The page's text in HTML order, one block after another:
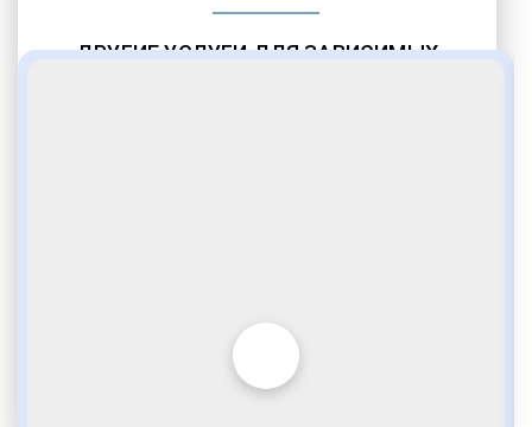
ДРУГИЕ УСЛУГИ ДЛЯ ЗАВИСИМЫХ